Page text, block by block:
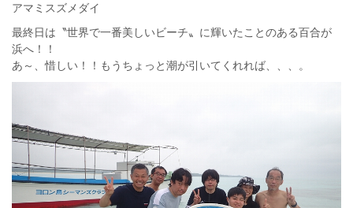
アマミスズメダイ
最終日は〝世界で一番美しいビーチ〟に輝いたことのある百合が
浜へ！！
あ～、惜しい！！もうちょっと潮が引いてくれれば、、、。